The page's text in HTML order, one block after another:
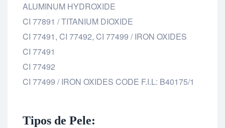
ALUMINUM HYDROXIDE
CI 77891 / TITANIUM DIOXIDE
CI 77491, CI 77492, CI 77499 / IRON OXIDES
CI 77491
CI 77492
CI 77499 / IRON OXIDES CODE F.I.L: B40175/1
Tipos de Pele: